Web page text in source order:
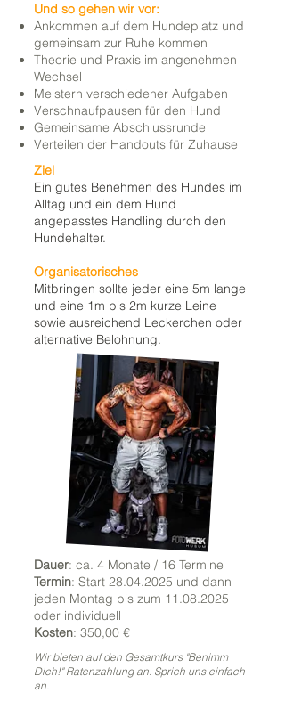
Und so gehen wir vor:
Ankommen auf dem Hundeplatz und
gemeinsam zur Ruhe kommen
Theorie und Praxis im angenehmen
Wechsel
Meistern verschiedener Aufgaben
Verschnaufpausen für den Hund
Gemeinsame Abschlussrunde
Verteilen der Handouts für Zuhause
Ziel
Ein gutes Benehmen des Hundes im
Alltag und ein dem Hund
angepasstes Handling durch den
Hundehalter.
Organisatorisches
Mitbringen sollte jeder eine 5m lange
und eine 1m bis 2m kurze Leine
sowie ausreichend Leckerchen oder
alternative Belohnung.
Dauer: ca. 4 Monate / 16 Termine
Termin: Start 28.04.2025 und dann
jeden Montag bis zum 11.08.2025
oder individuell
Kosten: 350,00 €
Wir bieten auf den Gesamtkurs "Benimm
Dich!" Ratenzahlung an. Sprich uns einfach
an.